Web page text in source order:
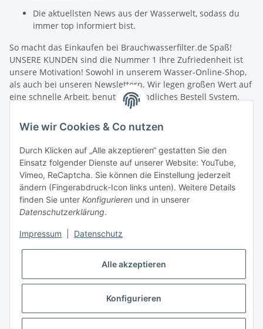
Die aktuellsten News aus der Wasserwelt, sodass du
immer top informiert bist.
So macht das Einkaufen bei Brauchwasserfilter.de Spaß!
UNSERE KUNDEN sind die Nummer 1 Ihre Zufriedenheit ist
unsere Motivation! Sowohl in unserem Wasser-Online-Shop,
als auch bei unseren Newslettern. Wir legen großen Wert auf
eine schnelle Arbeit, benutzerfreundliches Bestell System.
Unsere Mitarbeiter verfügen über umfangreiches fachliches
Wissen und helfen jedem bei Fragen gerne weiter. Wir freuen
uns über die Zusammenarbeit mit Ihnen sowie die
Zusammenarbeit mit Aquaristik Freunden, Fischzucht und
Angelvereinen.
Schneller Versand! Wir wollen Sie nicht lange warten lassen.
Damit Sie möglichst schnell Ihre neue Filterausrüstung in
Betrieb nehmen können, senden wir Ihre Bestellung sofort
nach dem Zahlungseingang zu. Nach der Bearbeitung Ihrer
Produkt-Bestellung erhalten Sie umgehend eine
Versandbestätigung, in der wir weitere Informationen zum
Ihrer Bestellung jederzeit informieren. Sollte Ihnen die Ware
nicht zusagen, können Sie sie umtauschen oder nach
Absprache das vorhandene Retouren System nutzen (mehr
). Immer für Sie da - Ihr
Brauchwasserfilter.de Team!
Wie wir Cookies & Co nutzen
Durch Klicken auf „Alle akzeptieren“ gestatten Sie den
Einsatz folgender Dienste auf unserer Website: YouTube,
Vimeo, ReCaptcha. Sie können die Einstellung jederzeit
ändern (Fingerabdruck-Icon links unten). Weitere Details
finden Sie unter Konfigurieren und in unserer
Datenschutzerklärung.
Impressum Datenschutz
Alle akzeptieren
Konfigurieren